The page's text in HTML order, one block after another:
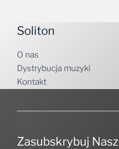
Soliton
O nas
Dystrybucja muzyki
Kontakt
Zasubskrybuj